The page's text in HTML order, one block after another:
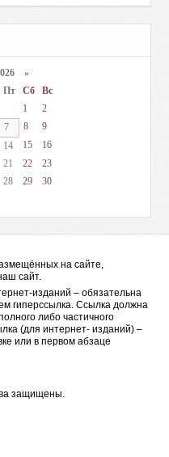
»
Пт Сб
Вс
1
2
7 8
9
14 15
16
21 22
23
28 29
30
на сайте,
сайт.
изданий – обязательна
гиперссылка. Ссылка должна
либо частичного
(для интернет- изданий) –
или в первом абзаце
защищены.